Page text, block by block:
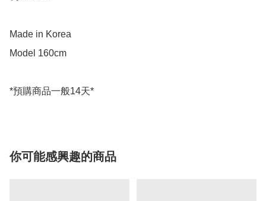
Made in Korea
Model 160cm
你可能感興趣的商品